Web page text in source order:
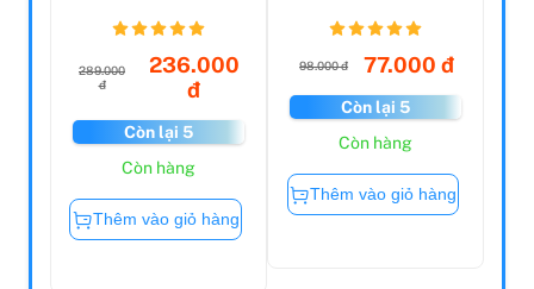
289.000
đ
236.000
đ
Còn lại 5
Còn hàng
Thêm vào giỏ hàng
98.000 đ 77.000 đ
Còn lại 5
Còn hàng
Thêm vào giỏ hàng